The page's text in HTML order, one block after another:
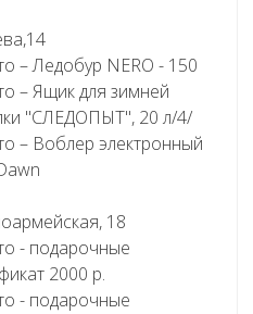
– Ледобур NERO - 150
– Ящик для зимней
"СЛЕДОПЫТ", 20 л/4/
– Воблер электронный
18
- подарочные
2000 р.
- подарочные